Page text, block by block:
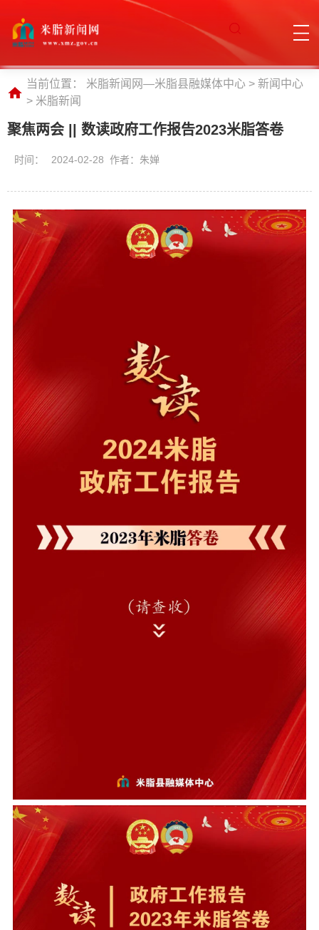
当前位置： 米脂新闻网—米脂县融媒体中心 > 新闻中心
> 米脂新闻
聚焦两会 || 数读政府工作报告2023米脂答卷
时间： 2024-02-28 作者：朱婵